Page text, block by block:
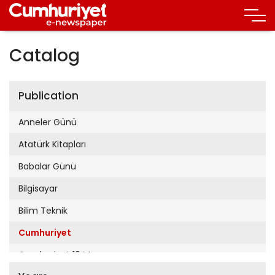
Catalog
Publication
Anneler Günü
Atatürk Kitapları
Babalar Günü
Bilgisayar
Bilim Teknik
Cumhuriyet
Cumhuriyet 19 Mayıs